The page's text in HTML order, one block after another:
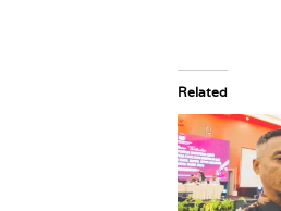
Related